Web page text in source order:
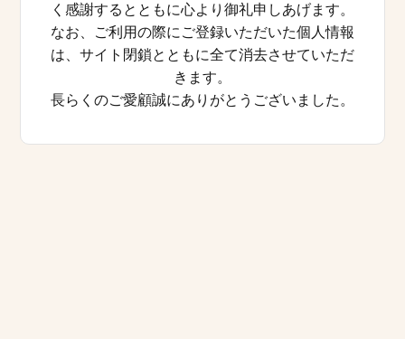
く感謝するとともに心より御礼申しあげます。
なお、ご利用の際にご登録いただいた個人情報
は、サイト閉鎖とともに全て消去させていただ
きます。
長らくのご愛顧誠にありがとうございました。